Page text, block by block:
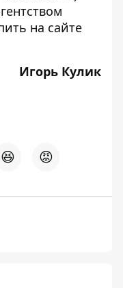
на сайте
Игорь Кулик
😆 😡